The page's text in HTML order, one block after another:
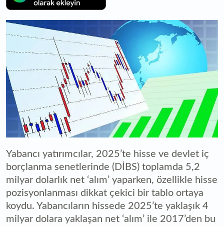
Yabancı yatırımcılar, 2025’te hisse ve devlet iç
borçlanma senetlerinde (DİBS) toplamda 5,2
milyar dolarlık net ‘alım’ yaparken, özellikle hisse
pozisyonlanması dikkat çekici bir tablo ortaya
koydu. Yabancıların hissede 2025’te yaklaşık 4
milyar dolara yaklaşan net ‘alım’ ile 2017’den bu